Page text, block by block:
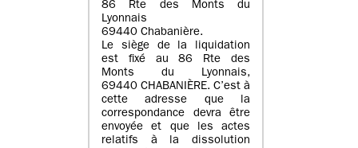
86 Rte des Monts du
Lyonnais
69440 Chabanière.
Le siège de la liquidation
est fixé au 86 Rte des
Monts du Lyonnais,
69440 CHABANIÈRE. C’est à
cette adresse que la
correspondance devra être
envoyée et que les actes
relatifs à la dissolution